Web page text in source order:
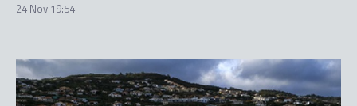
24 Nov 19:54